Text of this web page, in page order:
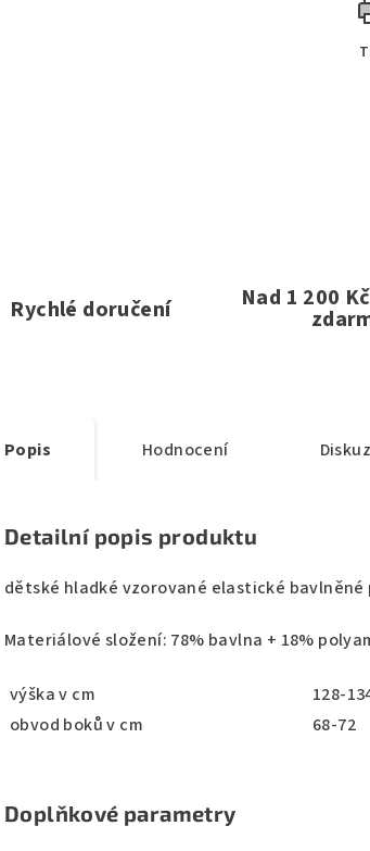
Rychlé doručení Nad 1 200
Popis Hodnocení
Detailní popis produktu
dětské hladké vzorované elastické
Materiálové složení: 78% bavlna + 18%
výška v cm 128-
obvod boků v cm
68-72
Doplňkové parametry